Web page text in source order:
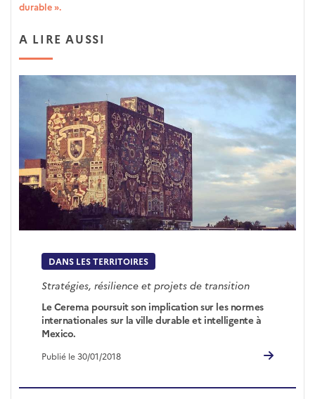
durable ».
A LIRE AUSSI
DANS LES TERRITOIRES
Stratégies, résilience et projets de transition
Le Cerema poursuit son implication sur les normes
internationales sur la ville durable et intelligente à
Mexico.
Publié le 30/01/2018